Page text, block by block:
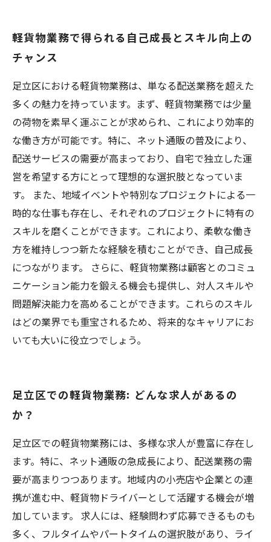
軽貨物業務で得られる自己成長とスキル向上の
チャンス
足立区における軽貨物業務は、単なる配送業務を超えた
多くの魅力を持っています。まず、軽貨物業務では少量
の荷物を素早く運ぶことが求められ、これにより効率的
な働き方が可能です。特に、ネット通販の普及により、
配送サービスの需要が高まっており、自宅で独立した運
営を希望する方にとって理想的な選択肢となっていま
す。 また、地域イベントや特別なプロジェクトによる一
時的な仕事も存在し、それぞれのプロジェクトに特有の
スキルを磨くことができます。これにより、柔軟な働き
方を維持しつつ新たな経験を積むことができ、自己成長
につながります。 さらに、軽貨物業務は顧客とのコミュ
ニケーション能力を鍛える機会も提供し、対人スキルや
問題解決能力を高めることができます。これらのスキル
はどの業界でも重宝されるため、将来的なキャリアにお
いても大いに役立つでしょう。
足立区での軽貨物業務: どんな求人があるの
か？
足立区での軽貨物業務には、多様な求人が豊富に存在し
ます。特に、ネット通販の急成長により、配送業務の需
要が高まりつつあります。地域内の小売店や企業との連
携が進む中、軽貨物ドライバーとして活躍する機会が増
加しています。 求人には、経験問わず応募できるものも
多く、フルタイムやパートタイムの選択肢があり、ライ